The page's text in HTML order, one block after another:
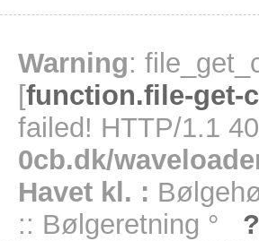
Warning:
[function.file-get-
failed! HTTP/1.1
0cb.dk/
Havet kl. :
:: Bølgeretning ° ?